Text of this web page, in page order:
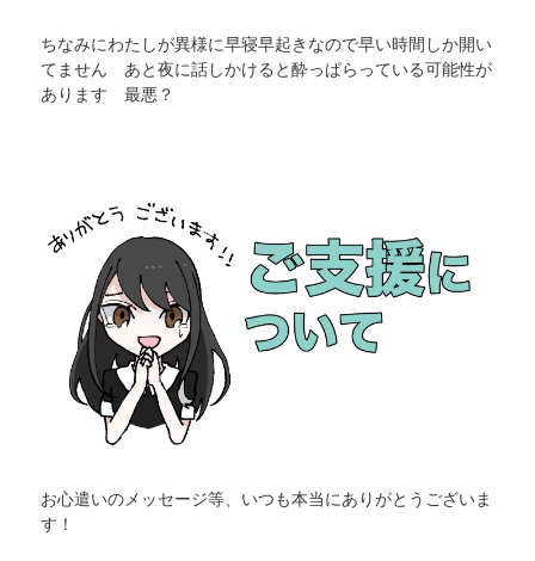
ちなみにわたしが異様に早寝早起きなので早い時間しか開い
てません あと夜に話しかけると酔っぱらっている可能性が
あります 最悪？
お心遣いのメッセージ等、いつも本当にありがとうございま
す！